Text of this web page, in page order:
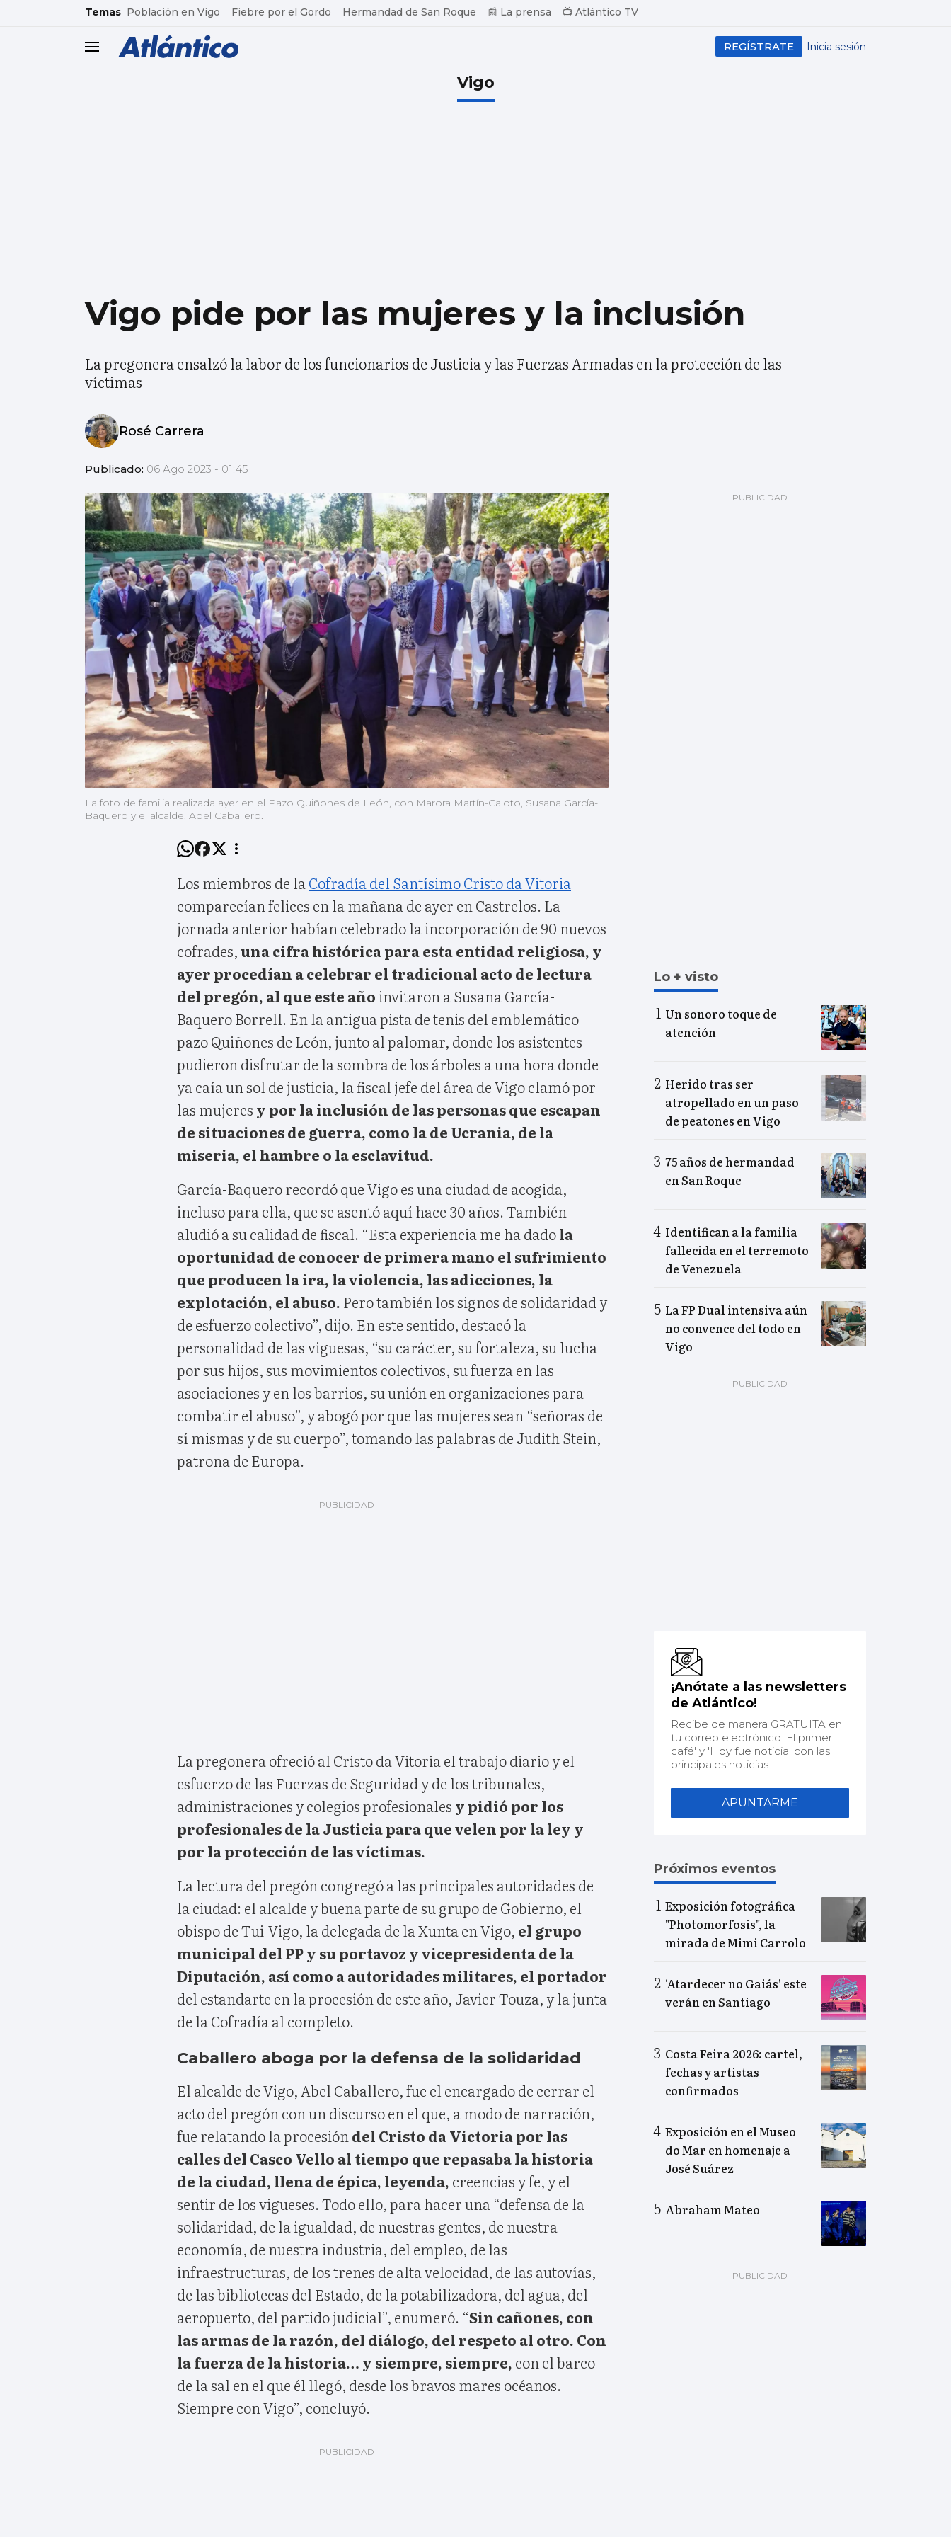
common.go-to-content
Temas Población en Vigo Fiebre por el Gordo Hermandad de San Roque 📰 La prensa 📺 Atlántico TV
header.menu.open Inicia sesión
REGÍSTRATE
Vigo
Vigo pide por las mujeres y la inclusión
La pregonera ensalzó la labor de los funcionarios de Justicia y las Fuerzas Armadas en la protección de las
víctimas
Rosé Carrera
Publicado: 06 Ago 2023 - 01:45
La foto de familia realizada ayer en el Pazo Quiñones de León, con Marora Martín-Caloto, Susana García-
Baquero y el alcalde, Abel Caballero.
Los miembros de la Cofradía del Santísimo Cristo da Vitoria
comparecían felices en la mañana de ayer en Castrelos. La
jornada anterior habían celebrado la incorporación de 90 nuevos
cofrades,una cifra histórica para esta entidad religiosa, y
ayer procedían a celebrar el tradicional acto de lectura
del pregón, al que este año invitaron a Susana García-
Baquero Borrell. En la antigua pista de tenis del emblemático
pazo Quiñones de León, junto al palomar, donde los asistentes
pudieron disfrutar de la sombra de los árboles a una hora donde
ya caía un sol de justicia, la fiscal jefe del área de Vigo clamó por
las mujeres y por la inclusión de las personas que escapan
de situaciones de guerra, como la de Ucrania, de la
miseria, el hambre o la esclavitud.
García-Baquero recordó que Vigo es una ciudad de acogida,
incluso para ella, que se asentó aquí hace 30 años. También
aludió a su calidad de fiscal. “Esta experiencia me ha dadola
oportunidad de conocer de primera mano el sufrimiento
que producen la ira, la violencia, las adicciones, la
explotación, el abuso. Pero también los signos de solidaridad y
de esfuerzo colectivo”, dijo. En este sentido, destacó la
personalidad de las viguesas, “su carácter, su fortaleza, su lucha
por sus hijos, sus movimientos colectivos, su fuerza en las
asociaciones y en los barrios, su unión en organizaciones para
combatir el abuso”, y abogó por que las mujeres sean “señoras de
sí mismas y de su cuerpo”, tomando las palabras de Judith Stein,
patrona de Europa.
La pregonera ofreció al Cristo da Vitoria el trabajo diario y el
esfuerzo de las Fuerzas de Seguridad y de los tribunales,
administraciones y colegios profesionales y pidió por los
profesionales de la Justicia para que velen por la ley y
por la protección de las víctimas.
La lectura del pregón congregó a las principales autoridades de
la ciudad: el alcalde y buena parte de su grupo de Gobierno, el
obispo de Tui-Vigo, la delegada de la Xunta en Vigo, el grupo
municipal del PP y su portavoz y vicepresidenta de la
Diputación, así como a autoridades militares, el portador
del estandarte en la procesión de este año, Javier Touza, y la junta
de la Cofradía al completo.
Caballero aboga por la defensa de la solidaridad
El alcalde de Vigo, Abel Caballero, fue el encargado de cerrar el
acto del pregón con un discurso en el que, a modo de narración,
fue relatando la procesión del Cristo da Victoria por las
calles del Casco Vello al tiempo que repasaba la historia
de la ciudad, llena de épica, leyenda, creencias y fe, y el
sentir de los vigueses. Todo ello, para hacer una “defensa de la
solidaridad, de la igualdad, de nuestras gentes, de nuestra
economía, de nuestra industria, del empleo, de las
infraestructuras, de los trenes de alta velocidad, de las autovías,
de las bibliotecas del Estado, de la potabilizadora, del agua, del
aeropuerto, del partido judicial”, enumeró. “Sin cañones, con
las armas de la razón, del diálogo, del respeto al otro. Con
la fuerza de la historia… y siempre, siempre, con el barco
de la sal en el que él llegó, desde los bravos mares océanos.
Siempre con Vigo”, concluyó.
Lo + visto
Un sonoro toque de
atención
Herido tras ser
atropellado en un paso
de peatones en Vigo
75 años de hermandad
en San Roque
Identifican a la familia
fallecida en el terremoto
de Venezuela
La FP Dual intensiva aún
no convence del todo en
Vigo
¡Anótate a las newsletters
de Atlántico!
Recibe de manera GRATUITA en
tu correo electrónico 'El primer
café' y 'Hoy fue noticia' con las
principales noticias.
APUNTARME
Próximos eventos
Exposición fotográfica
"Photomorfosis", la
mirada de Mimi Carrolo
‘Atardecer no Gaiás’ este
verán en Santiago
Costa Feira 2026: cartel,
fechas y artistas
confirmados
Exposición en el Museo
do Mar en homenaje a
José Suárez
Abraham Mateo